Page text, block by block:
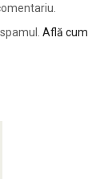
Află cum